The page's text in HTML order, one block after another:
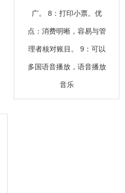
广。 8：打印小票。优
点：消费明晰，容易与管
理者核对账目。 9：可以
多国语音播放，语音播放
音乐